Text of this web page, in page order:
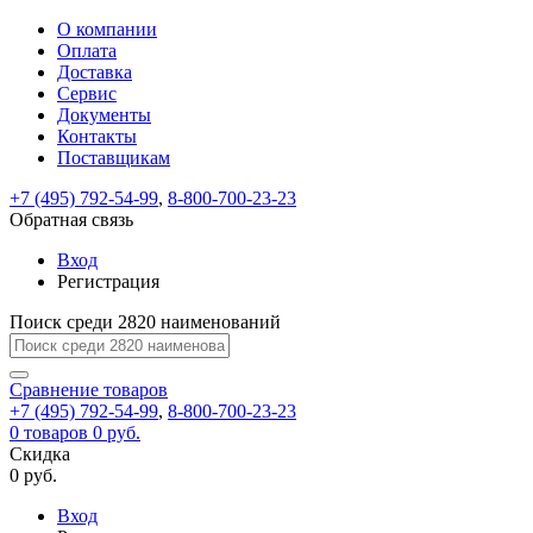
ВходРегистрация
test@example.com
отправлена
по
ней
завершения
регистрации.
Ок
Запомнить
меня
Забыли
Восстановление
пароля
Заполните
форму.
Мы
отправим
ссылку
указанный
электронный
перейдя
по
которой
вы
задать
На
вашу
почту
test@test.ru
ссылка.
Перейдите
по
для
смены
пароля.
Введите
новый
пароль
Сменить
Пароль
успешно
восстановлен
Обратная
связь
Сообщение
пользовательского
сообщение
успешно
отправлено.
О компании
Оплата
Доставка
Сервис
Документы
Контакты
Поставщикам
+7 (495) 792-54-99, 8-800-700-23-23
Обратная связь
Вход
Регистрация
Поиск среди 2820 наименований
Сравнение товаров
+7 (495) 792-54-99, 8-800-700-23-23
0 товаров 0 руб.
Скидка
0 руб.
Вход